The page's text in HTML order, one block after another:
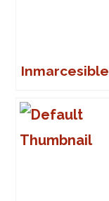
Inmarcesible